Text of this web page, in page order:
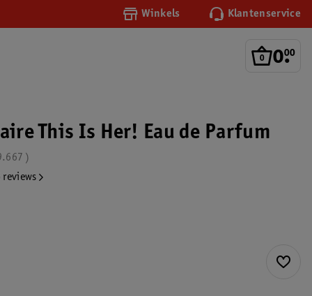
Winkels Klantenservice
0.
00
This Is Her! Eau de Parfum
reviews